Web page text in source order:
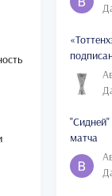
"Сидней"
матча